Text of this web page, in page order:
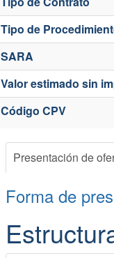
Tipo de
SARA
Valor estimado sin
Código CPV
Presentación de
Forma de